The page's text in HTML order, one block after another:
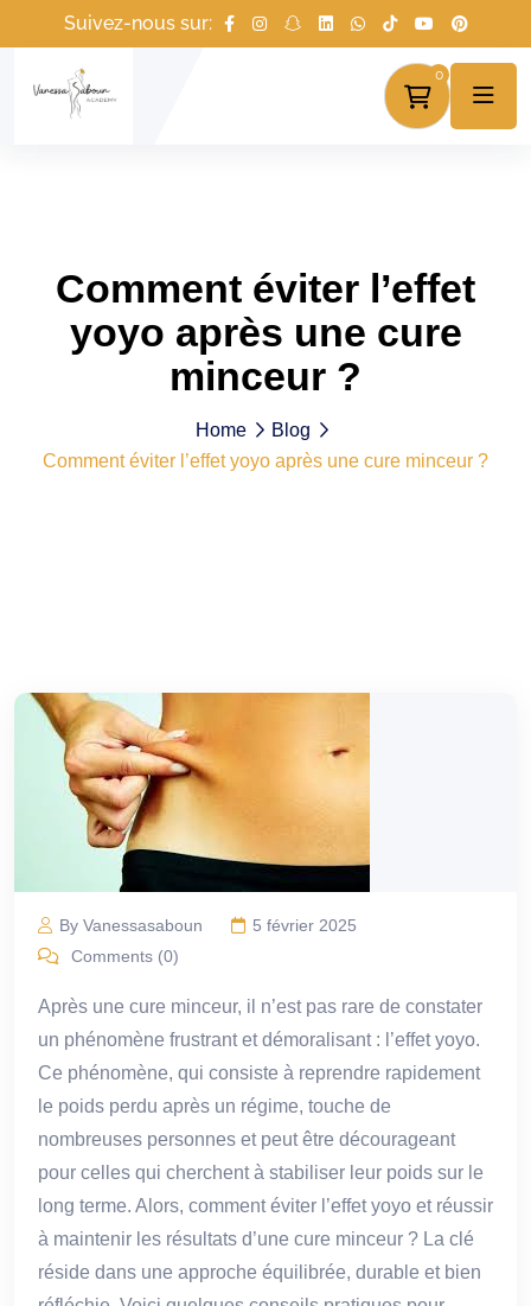
Suivez-nous sur:
0
Comment éviter l’effet
yoyo après une cure
minceur ?
Home
Blog
Comment éviter l’effet yoyo après une cure minceur ?
By Vanessasaboun
5 février 2025
Comments (0)
Après une cure minceur, il n’est pas rare de constater
un phénomène frustrant et démoralisant : l’effet yoyo.
Ce phénomène, qui consiste à reprendre rapidement
le poids perdu après un régime, touche de
nombreuses personnes et peut être décourageant
pour celles qui cherchent à stabiliser leur poids sur le
long terme. Alors, comment éviter l’effet yoyo et réussir
à maintenir les résultats d’une cure minceur ? La clé
réside dans une approche équilibrée, durable et bien